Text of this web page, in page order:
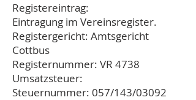
Registereintrag:
Eintragung im Vereinsregister.
Registergericht: Amtsgericht
Cottbus
Registernummer: VR 4738
Umsatzsteuer:
Steuernummer: 057/143/03092